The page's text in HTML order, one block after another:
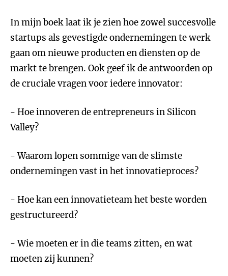
In mijn boek laat ik je zien hoe zowel succesvolle
startups als gevestigde ondernemingen te werk
gaan om nieuwe producten en diensten op de
markt te brengen. Ook geef ik de antwoorden op
de cruciale vragen voor iedere innovator:
- Hoe innoveren de entrepreneurs in Silicon
Valley?
- Waarom lopen sommige van de slimste
ondernemingen vast in het innovatieproces?
- Hoe kan een innovatieteam het beste worden
gestructureerd?
- Wie moeten er in die teams zitten, en wat
moeten zij kunnen?